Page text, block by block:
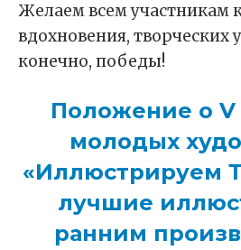
Желаем всем участникам
вдохновения, творческих
конечно, победы!
Положение о V
молодых
«Иллюстрируем
лучшие
ранним